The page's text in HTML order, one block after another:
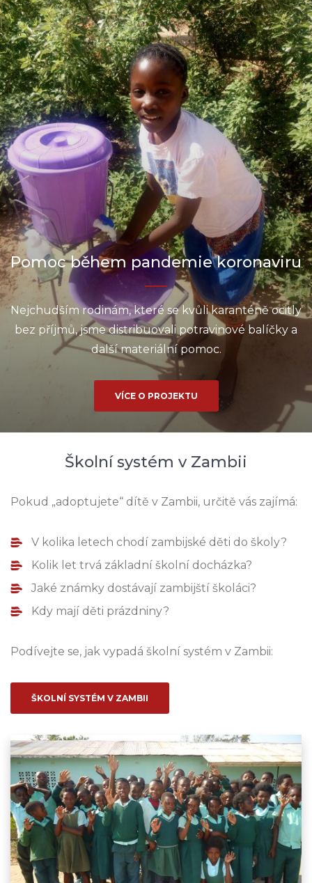
Pomoc během pandemie koronaviru
Nejchudším rodinám, které se kvůli karanténě ocitly
bez příjmů, jsme distribuovali potravinové balíčky a
další materiální pomoc.
VÍCE O PROJEKTU
Školní systém v Zambii
Pokud „adoptujete“ dítě v Zambii, určitě vás zajímá:
V kolika letech chodí zambijské děti do školy?
Kolik let trvá základní školní docházka?
Jaké známky dostávají zambijští školáci?
Kdy mají děti prázdniny?
Podívejte se, jak vypadá školní systém v Zambii:
ŠKOLNÍ SYSTÉM V ZAMBII